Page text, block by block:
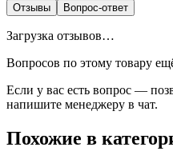
Отзывы Вопрос-ответ
Загрузка отзывов…
Вопросов по этому товару
Если у вас есть вопрос —
напишите менеджеру в чат.
Похожие в